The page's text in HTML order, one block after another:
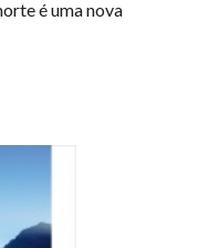
é uma nova